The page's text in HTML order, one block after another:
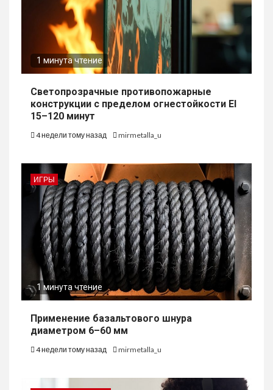
1 минута чтение
Светопрозрачные противопожарные
конструкции с пределом огнестойкости EI
15–120 минут
4 недели тому назад mirmetalla_u
ИГРЫ
1 минута чтение
Применение базальтового шнура
диаметром 6–60 мм
4 недели тому назад mirmetalla_u